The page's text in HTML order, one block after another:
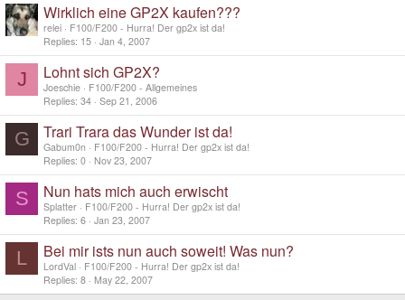
Wirklich eine GP2X kaufen???
relei
F100/F200 - Hurra! Der gp2x ist da!
Replies 15 Jan 4, 2007
J Lohnt sich GP2X?
Joeschie
F100/F200 - Allgemeines
Replies 34 Sep 21, 2006
G Trari Trara das Wunder ist da!
Gabum0n
F100/F200 - Hurra! Der gp2x ist da!
Replies 0 Nov 23, 2007
S Nun hats mich auch erwischt
Splatter
F100/F200 - Hurra! Der gp2x ist da!
Replies 6 Jan 23, 2007
L Bei mir ists nun auch soweit! Was nun?
LordVal
F100/F200 - Hurra! Der gp2x ist da!
Replies 8 May 22, 2007